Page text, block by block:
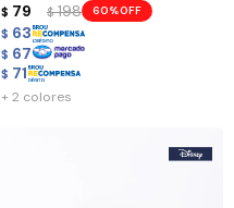
$ 79 $ 198 60
$ 63
$ 67
$ 71
+ 2 colores